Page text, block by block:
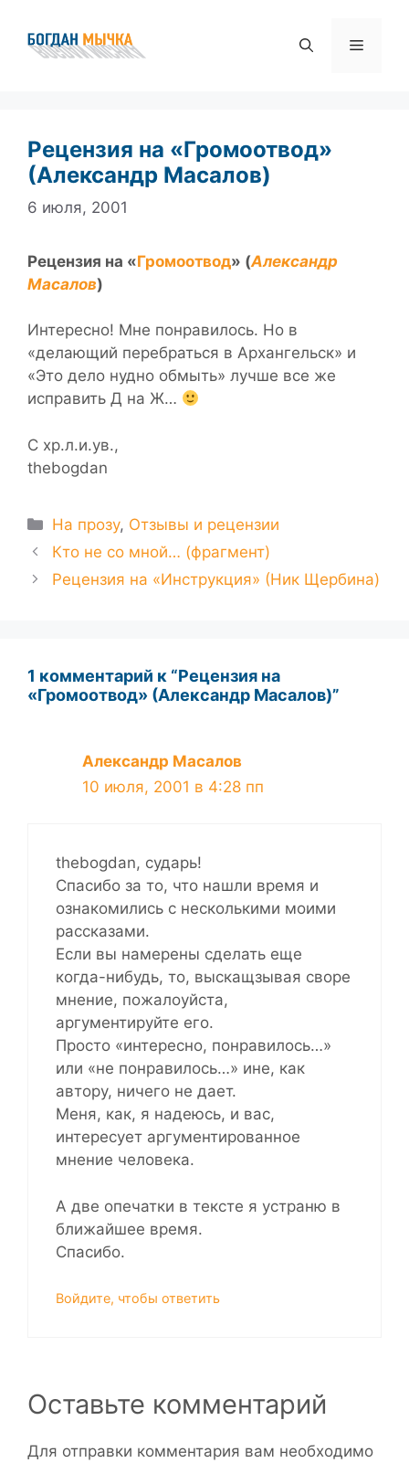
содержимому
Меню
Рецензия на «Громоотвод»
(Александр Масалов)
6 июля, 2001
Рецензия на «Громоотвод» (Александр
Масалов)
Интересно! Мне понравилось. Но в
«делающий перебраться в Архангельск» и
«Это дело нудно обмыть» лучше все же
исправить Д на Ж…
С хр.л.и.ув.,
thebogdan
Рубрики
На прозу, Отзывы и рецензии
Кто не со мной… (фрагмент)
Рецензия на «Инструкция» (Ник Щербина)
1 комментарий к “Рецензия на
«Громоотвод» (Александр Масалов)”
Александр Масалов
10 июля, 2001 в 4:28 пп
thebogdan, сударь!
Спасибо за то, что нашли время и
ознакомились с несколькими моими
рассказами.
Если вы намерены сделать еще
когда-нибудь, то, выскащзывая своре
мнение, пожалоуйста,
аргументируйте его.
Просто «интересно, понравилось…»
или «не понравилось…» ине, как
автору, ничего не дает.
Меня, как, я надеюсь, и вас,
интересует аргументированное
мнение человека.
А две опечатки в тексте я устраню в
ближайшее время.
Спасибо.
Войдите, чтобы ответить
Оставьте комментарий
Для отправки комментария вам необходимо